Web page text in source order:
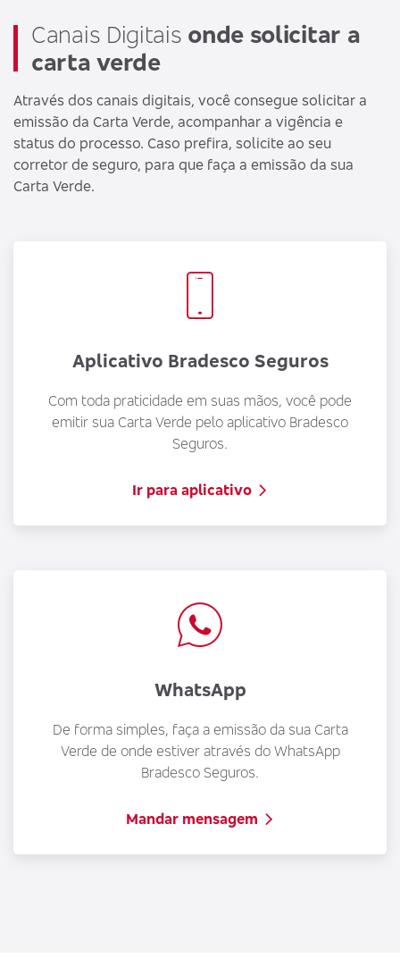
Canais Digitais onde solicitar a
carta verde
Através dos canais digitais, você consegue solicitar a
emissão da Carta Verde, acompanhar a vigência e
status do processo. Caso prefira, solicite ao seu
corretor de seguro, para que faça a emissão da sua
Carta Verde.
Aplicativo Bradesco Seguros
Com toda praticidade em suas mãos, você pode
emitir sua Carta Verde pelo aplicativo Bradesco
Seguros.
Ir para aplicativo
WhatsApp
De forma simples, faça a emissão da sua Carta
Verde de onde estiver através do WhatsApp
Bradesco Seguros.
Mandar mensagem